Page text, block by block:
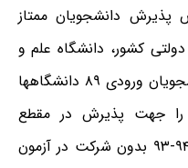
دانشجویان ممتاز
کشور، دانشگاه علم و
صنعت ایران مدارک و شرایط دانشجویان ورودی ۸۹ دانشگاه‏ها
جهت پذیرش در مقطع
کارشناسی ارشد در سال تحصیلی ۹۴-۹۳ بدون شرکت در آزمون